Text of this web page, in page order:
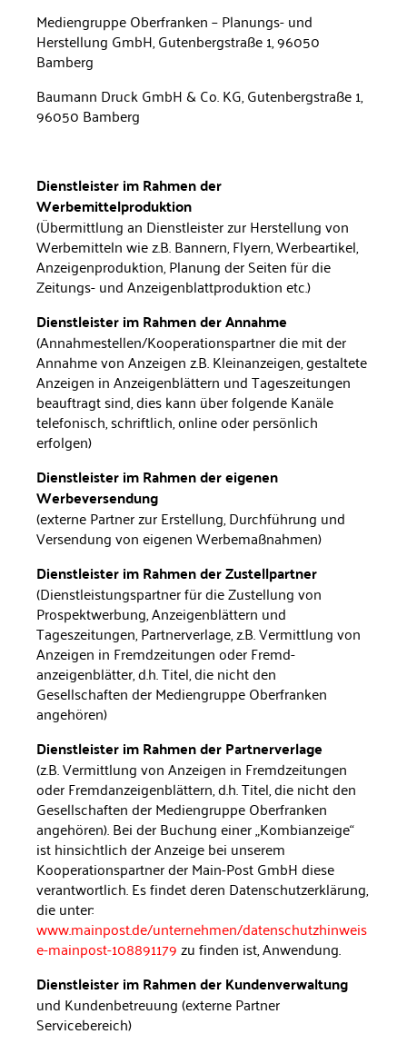
Mediengruppe Oberfranken – Planungs- und
Herstellung GmbH, Gu­tenbergstraße 1, 96050
Bamberg
Baumann Druck GmbH & Co. KG, Gutenbergstraße 1,
96050 Bam­berg
Dienstleister im Rahmen der
Werbemittelproduktion
(Übermittlung an Dienstleister zur Herstellung von
Werbemit­teln wie z.B. Bannern, Flyern, Werbeartikel,
Anzeigenproduk­tion, Planung der Seiten für die
Zeitungs- und Anzeigenblatt­produktion etc.)
Dienstleister im Rahmen der Annahme
(Annahmestellen/Kooperationspartner die mit der
Annahme von Anzeigen z.B. Kleinanzeigen, gestaltete
Anzeigen in An­zeigenblättern und Tageszeitungen
beauftragt sind, dies kann über folgende Kanäle
telefonisch, schriftlich, online oder per­sönlich
erfolgen)
Dienstleister im Rahmen der eigenen
Werbeversendung
(externe Partner zur Erstellung, Durchführung und
Versendung von eigenen Werbemaßnahmen)
Dienstleister im Rahmen der Zustellpartner
(Dienstleistungspartner für die Zustellung von
Prospektwer­bung, Anzeigenblättern und
Tageszeitungen, Partnerverlage, z.B. Vermittlung von
Anzeigen in Fremdzeitungen oder Fremd­
anzeigenblätter, d.h. Titel, die nicht den
Gesellschaften der Me­diengruppe Oberfranken
angehören)
Dienstleister im Rahmen der Partnerverlage
(z.B. Vermittlung von Anzeigen in Fremdzeitungen
oder Fremd­anzeigenblättern, d.h. Titel, die nicht den
Gesellschaften der Me­diengruppe Oberfranken
angehören).Bei der Buchung einer „Kombianzeige“
ist hinsichtlich der Anzeige bei unserem
Kooperationspartner der Main-Post GmbH diese
verantwortlich. Es findet deren Datenschutzerklärung,
die unter:
www.mainpost.de/unternehmen/datenschutzhinweis
e-mainpost-108891179zu finden ist, Anwendung.
Dienstleister im Rahmen der Kundenverwaltung
und Kundenbetreuung (externe Partner
Servicebereich)